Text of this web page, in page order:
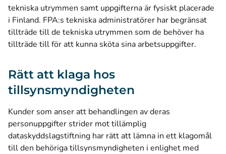
tekniska utrymmen samt uppgifterna är fysiskt placerade
i Finland. FPA:s tekniska administratörer har begränsat
tillträde till de tekniska utrymmen som de behöver ha
tillträde till för att kunna sköta sina arbetsuppgifter.
Rätt att klaga hos
tillsynsmyndigheten
Kunder som anser att behandlingen av deras
personuppgifter strider mot tillämplig
dataskyddslagstiftning har rätt att lämna in ett klagomål
till den behöriga tillsynsmyndigheten i enlighet med